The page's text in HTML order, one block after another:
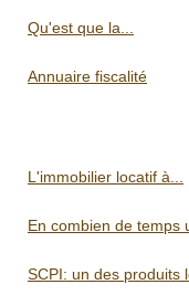
Qu'est que la...
Annuaire fiscalité
L'immobilier locatif à...
En combien de temps
SCPI: un des produits